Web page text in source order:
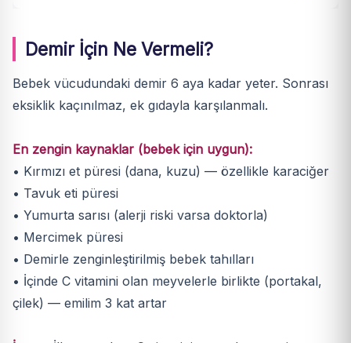
Demir İçin Ne Vermeli?
Bebek vücudundaki demir 6 aya kadar yeter. Sonrası
eksiklik kaçınılmaz, ek gıdayla karşılanmalı.
En zengin kaynaklar (bebek için uygun):
• Kırmızı et püresi (dana, kuzu) — özellikle karaciğer
• Tavuk eti püresi
• Yumurta sarısı (alerji riski varsa doktorla)
• Mercimek püresi
• Demirle zenginleştirilmiş bebek tahılları
• İçinde C vitamini olan meyvelerle birlikte (portakal,
çilek) — emilim 3 kat artar